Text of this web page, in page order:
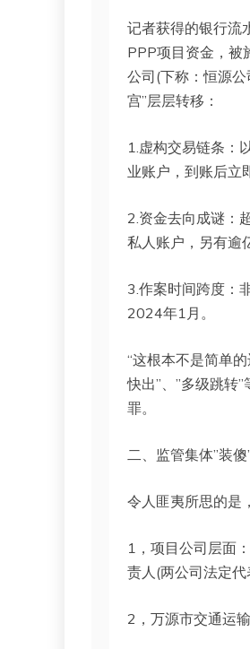
记者获得的银行流
PPP项目资金，被
公司(下称：恒源
宫”层层转移：
1.虚构交易链条：
业账户，到账后立
2.资金去向成谜：
私人账户，另有逾
3.作案时间跨度：
2024年1月。
“这根本不是简单
快出”、”多级跳转
罪。
二、监管集体”装
令人匪夷所思的是
1，项目公司层面
责人(两公司法定
2，万源市交通运